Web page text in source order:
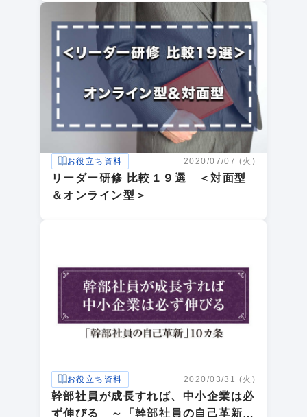
お役立ち資料 2020/07/07 (火)
リーダー研修 比較１９選 ＜対面型
＆オンライン型＞
お役立ち資料 2020/03/31 (火)
幹部社員が成長すれば、中小企業は必
ず伸びる ～「幹部社員の自己革新」